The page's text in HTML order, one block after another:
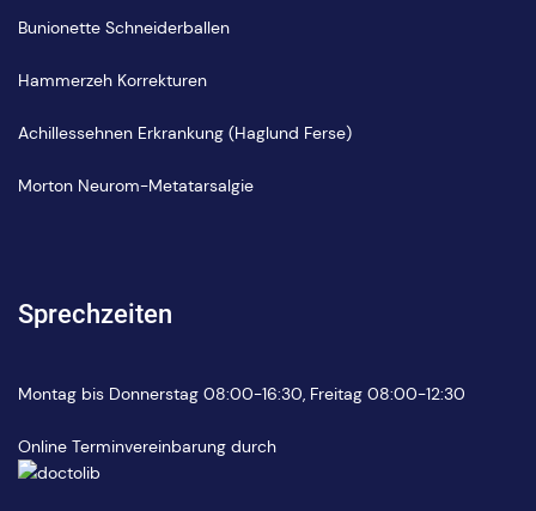
Bunionette Schneiderballen
Hammerzeh Korrekturen
Achillessehnen Erkrankung (Haglund Ferse)
Morton Neurom-Metatarsalgie
Sprechzeiten
Montag bis Donnerstag 08:00-16:30, Freitag 08:00-12:30
Online Terminvereinbarung durch